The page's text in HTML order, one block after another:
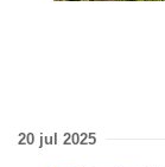
20 jul 2025